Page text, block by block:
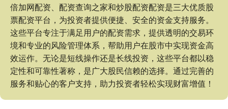
倍加网配资、配资查询之家和炒股配资配资是三大优质股
票配资平台，为投资者提供便捷、安全的资金支持服务。
这些平台专注于满足用户的配资需求，提供透明的交易环
境和专业的风险管理体系，帮助用户在股市中实现资金高
效运作。无论是短线操作还是长线投资，这些平台都以稳
定性和可靠性著称，是广大股民信赖的选择。通过完善的
服务和贴心的客户支持，助力投资者轻松实现财富增值！